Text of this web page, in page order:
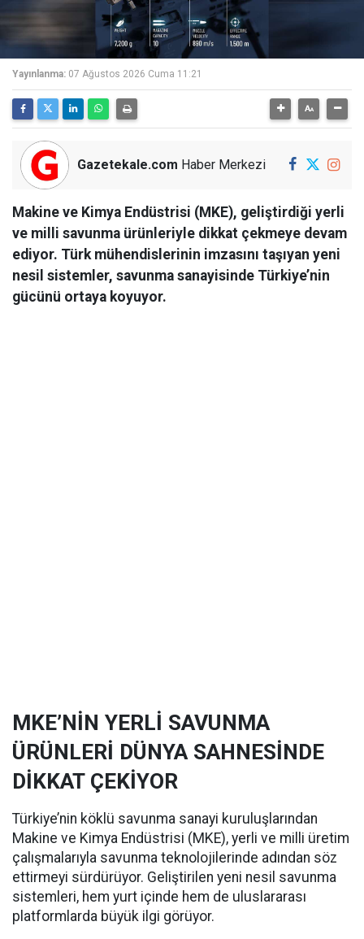
Yayınlanma: 07 Ağustos 2026 Cuma 11:21
Gazetekale.com Haber Merkezi
Makine ve Kimya Endüstrisi (MKE), geliştirdiği yerli
ve milli savunma ürünleriyle dikkat çekmeye devam
ediyor. Türk mühendislerinin imzasını taşıyan yeni
nesil sistemler, savunma sanayisinde Türkiye’nin
gücünü ortaya koyuyor.
MKE’NİN YERLİ SAVUNMA
ÜRÜNLERİ DÜNYA SAHNESİNDE
DİKKAT ÇEKİYOR
Türkiye’nin köklü savunma sanayi kuruluşlarından
Makine ve Kimya Endüstrisi (MKE), yerli ve milli üretim
çalışmalarıyla savunma teknolojilerinde adından söz
ettirmeyi sürdürüyor. Geliştirilen yeni nesil savunma
sistemleri, hem yurt içinde hem de uluslararası
platformlarda büyük ilgi görüyor.